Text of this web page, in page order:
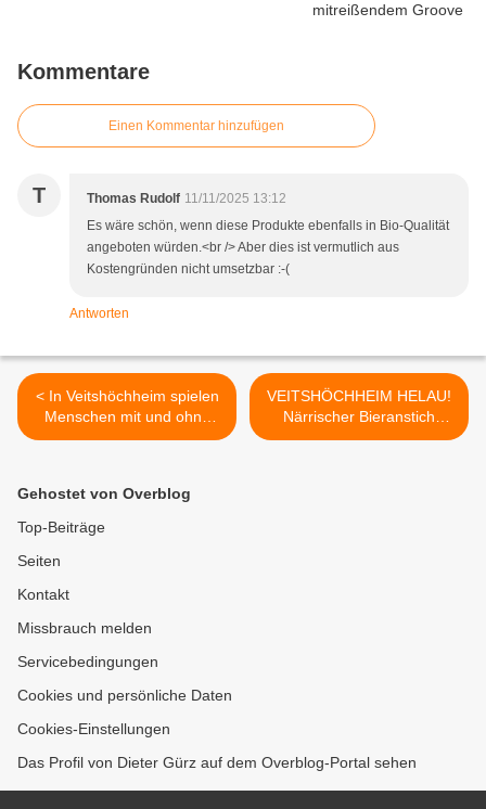
Kommentare
Einen Kommentar hinzufügen
T Thomas Rudolf 11/11/2025 13:12
Es wäre schön, wenn diese Produkte ebenfalls in Bio-Qualität
angeboten würden.<br /> Aber dies ist vermutlich aus
Kostengründen nicht umsetzbar :-(
Antworten
< In Veitshöchheim spielen
Menschen mit und ohne
Handicap gemeinsam
VEITSHÖCHHEIM HELAU!
Närrischer Bieranstich
läutet die Session ein >
Gehostet von Overblog
Top-Beiträge
Seiten
Kontakt
Missbrauch melden
Servicebedingungen
Cookies und persönliche Daten
Cookies-Einstellungen
Das Profil von Dieter Gürz auf dem Overblog-Portal sehen